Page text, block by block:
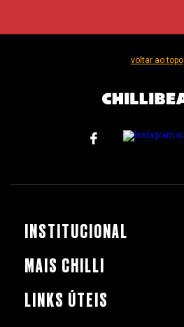
voltar ao topo
INSTITUCIONAL
MAIS CHILLI
LINKS ÚTEIS